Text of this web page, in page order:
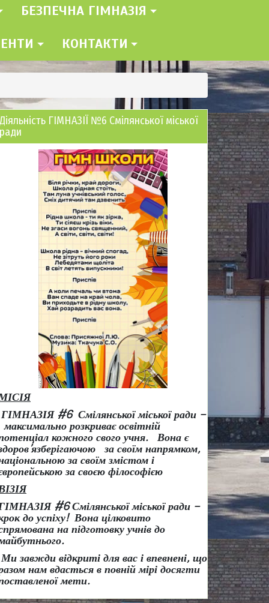
БЕЗПЕЧНА ГІМНАЗІЯ
КОНТАКТИ
Діяльність ГІМНАЗІЇ №6 Смілянської міської
ради
ГІМНАЗІЯ #6 Смілянської міської ради –
розкриває освітній
кожного свого учня.
Вона є
’язберігаючою за своїм напрямком,
за своїм змістом і
за своєю філософією
#6 Смілянської міської ради –
до успіху! Вона цілковито
на підготовку учнів до
Ми завжди відкриті для вас і впевнені, що
нам вдасться в повній мірі досягти
мети.